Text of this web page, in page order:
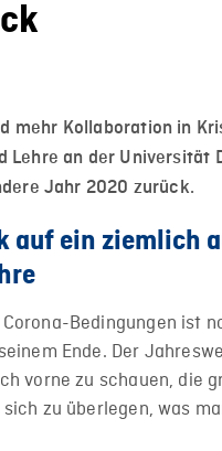
mehr Kollaboration in
Lehre an der Universität
Jahr 2020 zurück.
auf ein ziemlich
Bedingungen ist
Ende. Der
vorne zu schauen, die
zu überlegen, was